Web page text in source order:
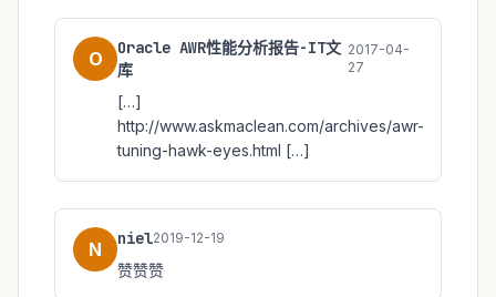
O
Oracle AWR性能分析报告-IT文
库
2017-04-
27
[…]
http://www.askmaclean.com/archives/awr-
tuning-hawk-eyes.html […]
N niel2019-12-19
赞赞赞